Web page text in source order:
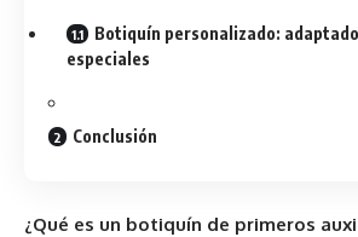
Botiquín personalizado:
especiales
Conclusión
¿Qué es un botiquín de primeros